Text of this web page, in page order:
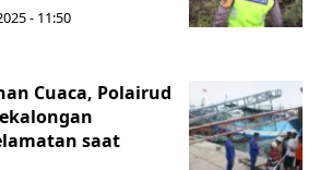
- 11:50
Cuaca, Polairud
saat